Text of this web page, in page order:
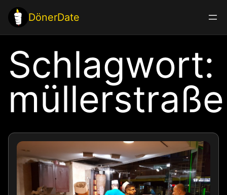
Zum
Inhalt
springen
DönerDate
Schlagwort:
müllerstraße